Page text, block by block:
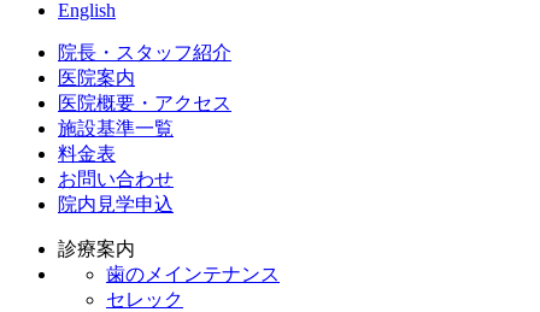
English
院長・スタッフ紹介
医院案内
医院概要・アクセス
施設基準一覧
料金表
お問い合わせ
院内見学申込
診療案内
歯のメインテナンス
セレック